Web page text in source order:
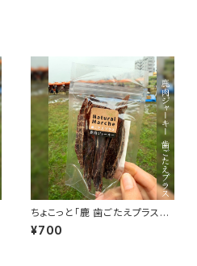
ちょこっと「鹿 歯ごたえプラス」
ジビエ鹿 おやつ
¥700